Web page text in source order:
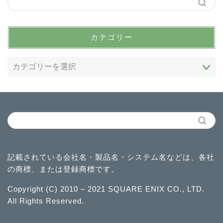
カテゴリー
記載されている会社名・製品名・システム名などは、各社
の商標、または登録商標です。
Copyright (C) 2010 – 2021 SQUARE ENIX CO., LTD.
All Rights Reserved.
HOME